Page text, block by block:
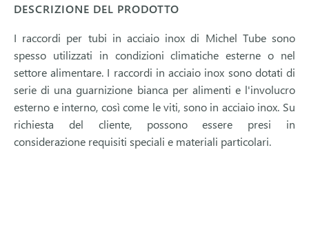
DESCRIZIONE DEL PRODOTTO
I raccordi per tubi in acciaio inox di Michel Tube sono
spesso utilizzati in condizioni climatiche esterne o nel
settore alimentare. I raccordi in acciaio inox sono dotati di
serie di una guarnizione bianca per alimenti e l'involucro
esterno e interno, così come le viti, sono in acciaio inox. Su
richiesta del cliente, possono essere presi in
considerazione requisiti speciali e materiali particolari.